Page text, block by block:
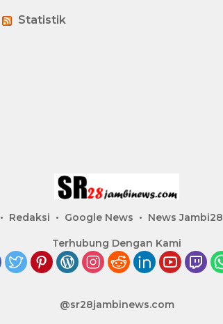
Statistik
Redaksi Google News News Jambi28
Terhubung Dengan Kami
@sr28jambinews.com